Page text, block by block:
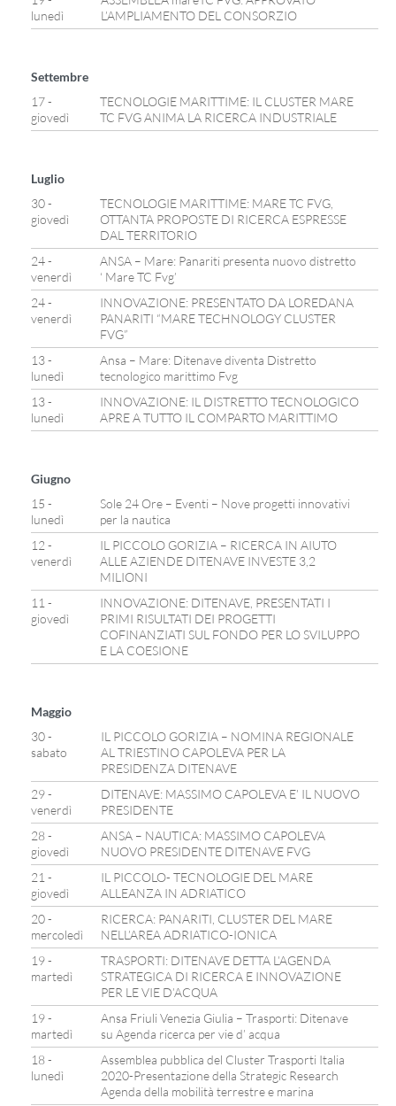
lunedì
L’AMPLIAMENTO DEL CONSORZIO
Settembre
17 -
giovedì
TECNOLOGIE MARITTIME: IL CLUSTER MARE
TC FVG ANIMA LA RICERCA INDUSTRIALE
Luglio
30 -
giovedì
TECNOLOGIE MARITTIME: MARE TC FVG,
OTTANTA PROPOSTE DI RICERCA ESPRESSE
DAL TERRITORIO
24 -
venerdì
ANSA – Mare: Panariti presenta nuovo distretto
‘ Mare TC Fvg’
24 -
venerdì
INNOVAZIONE: PRESENTATO DA LOREDANA
PANARITI “MARE TECHNOLOGY CLUSTER
FVG”
13 -
lunedì
Ansa – Mare: Ditenave diventa Distretto
tecnologico marittimo Fvg
13 -
lunedì
INNOVAZIONE: IL DISTRETTO TECNOLOGICO
APRE A TUTTO IL COMPARTO MARITTIMO
Giugno
15 -
lunedì
Sole 24 Ore – Eventi – Nove progetti innovativi
per la nautica
12 -
venerdì
IL PICCOLO GORIZIA – RICERCA IN AIUTO
ALLE AZIENDE DITENAVE INVESTE 3,2
MILIONI
11 -
giovedì
INNOVAZIONE: DITENAVE, PRESENTATI I
PRIMI RISULTATI DEI PROGETTI
COFINANZIATI SUL FONDO PER LO SVILUPPO
E LA COESIONE
Maggio
30 -
sabato
IL PICCOLO GORIZIA – NOMINA REGIONALE
AL TRIESTINO CAPOLEVA PER LA
PRESIDENZA DITENAVE
29 -
venerdì
DITENAVE: MASSIMO CAPOLEVA E’ IL NUOVO
PRESIDENTE
28 -
giovedì
ANSA – NAUTICA: MASSIMO CAPOLEVA
NUOVO PRESIDENTE DITENAVE FVG
21 -
giovedì
IL PICCOLO- TECNOLOGIE DEL MARE
ALLEANZA IN ADRIATICO
20 -
mercoledì
RICERCA: PANARITI, CLUSTER DEL MARE
NELL’AREA ADRIATICO-IONICA
19 -
martedì
TRASPORTI: DITENAVE DETTA L’AGENDA
STRATEGICA DI RICERCA E INNOVAZIONE
PER LE VIE D’ACQUA
19 -
martedì
Ansa Friuli Venezia Giulia – Trasporti: Ditenave
su Agenda ricerca per vie d’ acqua
18 -
lunedì
Assemblea pubblica del Cluster Trasporti Italia
2020-Presentazione della Strategic Research
Agenda della mobilità terrestre e marina